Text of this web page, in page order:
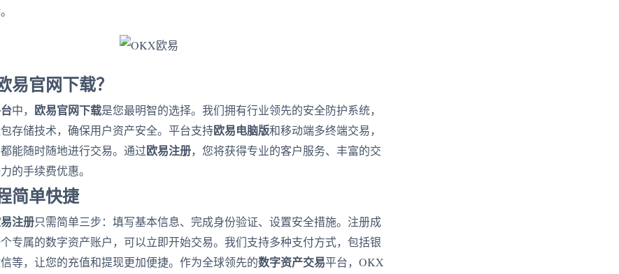
易官网下载？
中， 欧易官网下载是您最明智的选择。我们拥有行业领先的安全防护系统，
存储技术，确保用户资产安全。平台支持欧易电脑版和移动端多终端交易，
能随时随地进行交易。通过欧易注册，您将获得专业的客户服务、丰富的交
的手续费优惠。
简单快捷
注册只需简单三步：填写基本信息、完成身份验证、设置安全措施。注册成
专属的数字资产账户，可以立即开始交易。我们支持多种支付方式，包括银
等，让您的充值和提现更加便捷。作为全球领先的数字资产交易平台，OKX